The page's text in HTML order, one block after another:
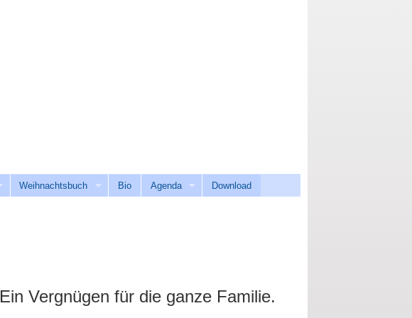
Weihnachtsbuch Bio Agenda Download
Ein Vergnügen für die ganze Familie.